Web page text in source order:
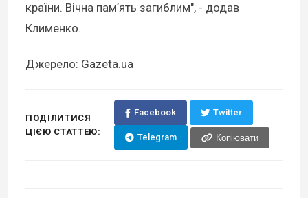
країни. Вічна памʼять загиблим", - додав
Клименко.
Джерело: Gazeta.ua
ПОДІЛИТИСЯ
ЦІЄЮ СТАТТЕЮ:
Facebook Twitter
Telegram Копіювати